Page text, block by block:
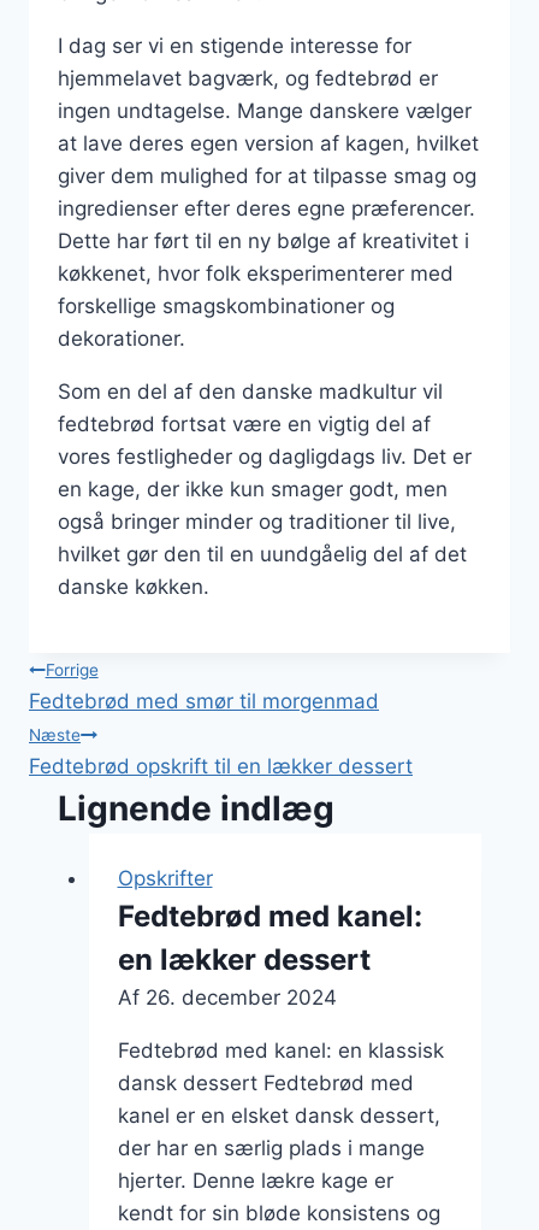
I dag ser vi en stigende interesse for
hjemmelavet bagværk, og fedtebrød er
ingen undtagelse. Mange danskere vælger
at lave deres egen version af kagen, hvilket
giver dem mulighed for at tilpasse smag og
ingredienser efter deres egne præferencer.
Dette har ført til en ny bølge af kreativitet i
køkkenet, hvor folk eksperimenterer med
forskellige smagskombinationer og
dekorationer.
Som en del af den danske madkultur vil
fedtebrød fortsat være en vigtig del af
vores festligheder og dagligdags liv. Det er
en kage, der ikke kun smager godt, men
også bringer minder og traditioner til live,
hvilket gør den til en uundgåelig del af det
danske køkken.
Indlægsnavigation
Forrige
Fedtebrød med smør til morgenmad
Næste
Fedtebrød opskrift til en lækker dessert
Lignende indlæg
Opskrifter
Fedtebrød med kanel:
en lækker dessert
Af 26. december 2024
Fedtebrød med kanel: en klassisk
dansk dessert Fedtebrød med
kanel er en elsket dansk dessert,
der har en særlig plads i mange
hjerter. Denne lækre kage er
kendt for sin bløde konsistens og